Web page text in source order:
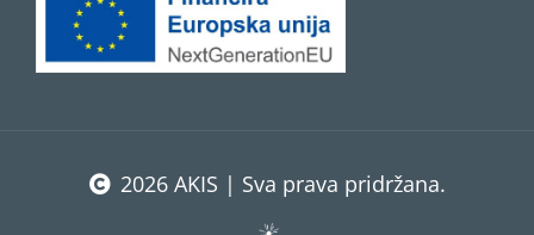
2026 AKIS | Sva prava pridržana.